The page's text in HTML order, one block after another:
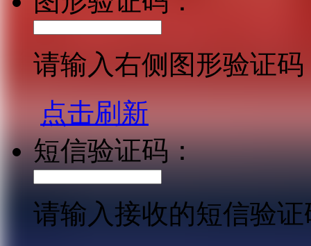
请输入右侧图形验证码
点击刷新
短信验证码：
请输入接收的短信验证